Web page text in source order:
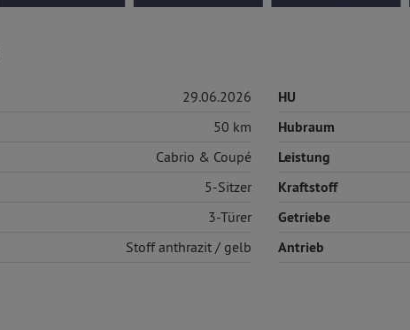
29.06.2026
50 km
Cabrio & Coupé
5-Sitzer
3-Türer
Stoffanthrazit / gelb
HU
Hubraum
Leistung
Kraftstoff
Getriebe
Antrieb